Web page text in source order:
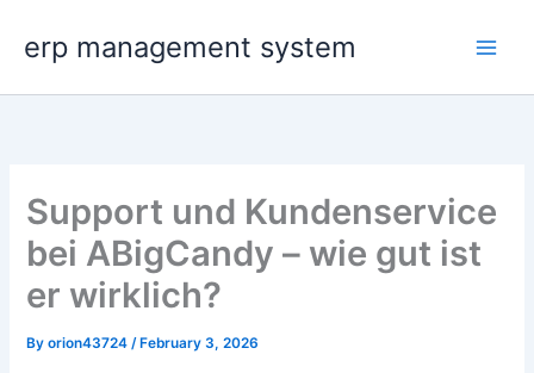
content
erp management system
Support und Kundenservice
bei ABigCandy – wie gut ist
er wirklich?
Byorion43724/ February 3, 2026